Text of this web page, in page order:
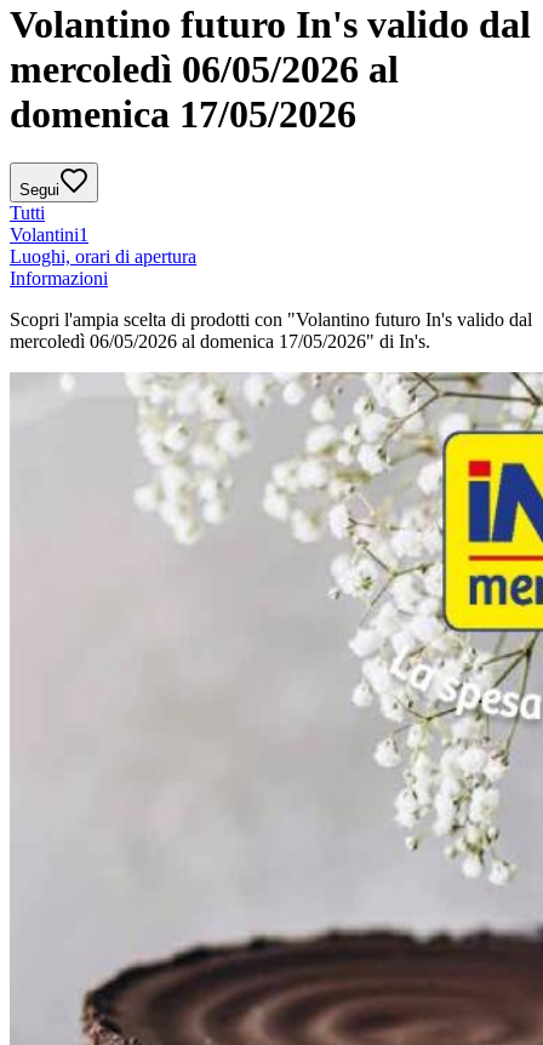
Volantino futuro In's valido dal
mercoledì 06/05/2026 al
domenica 17/05/2026
Segui
Tutti
Volantini1
Luoghi, orari di apertura
Informazioni
Scopri l'ampia scelta di prodotti con "Volantino futuro In's valido dal
mercoledì 06/05/2026 al domenica 17/05/2026" di In's.